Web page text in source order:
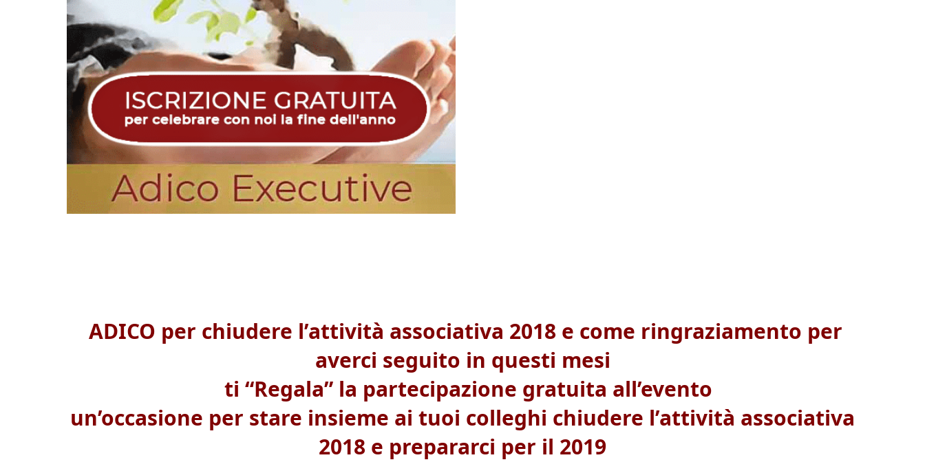
ADICO per chiudere l’attività associativa 2018 e come ringraziamento per
averci seguito in questi mesi
ti “Regala” la partecipazione gratuita all’evento
un’occasione per stare insieme ai tuoi colleghi chiudere l’attività associativa
2018 e prepararci per il 2019